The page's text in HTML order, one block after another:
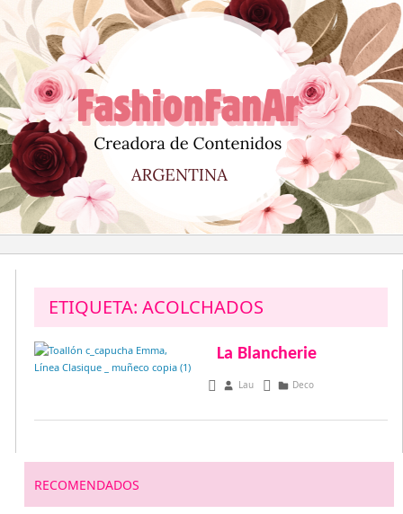
al
contenido
ETIQUETA: ACOLCHADOS
La Blancherie
abril 22, 2015
Lau Deco
RECOMENDADOS